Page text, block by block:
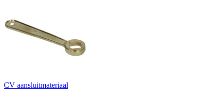
CV aansluitmateriaal